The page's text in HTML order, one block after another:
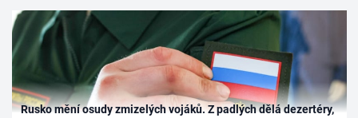
Rusko mění osudy zmizelých vojáků. Z padlých dělá dezertéry,